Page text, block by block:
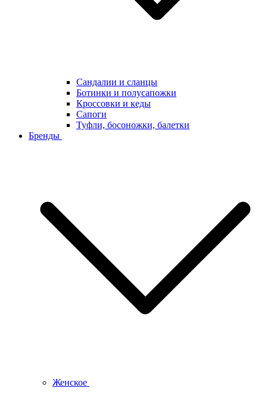
Сандалии и сланцы
Ботинки и полусапожки
Кроссовки и кеды
Сапоги
Туфли, босоножки, балетки
Бренды
Женское